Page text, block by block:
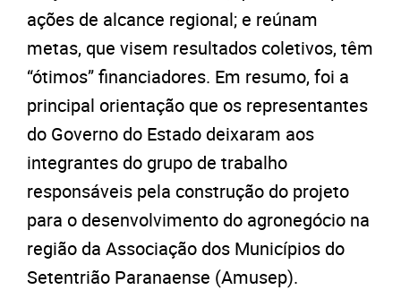
ações de alcance regional; e reúnam
metas, que visem resultados coletivos, têm
“ótimos” financiadores. Em resumo, foi a
principal orientação que os representantes
do Governo do Estado deixaram aos
integrantes do grupo de trabalho
responsáveis pela construção do projeto
para o desenvolvimento do agronegócio na
região da Associação dos Municípios do
Setentrião Paranaense (Amusep).